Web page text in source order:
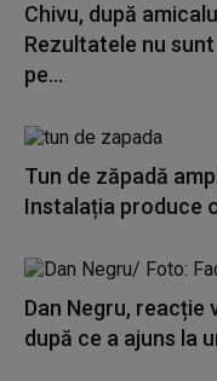
Chivu, după
Rezultatele nu
pe...
Tun de zăpadă
Instalația produce
Dan Negru, reacție
după ce a ajuns la